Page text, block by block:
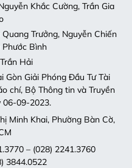
Khắc Cường, Trần Gia
Trưởng, Nguyễn Chiến
Phước Bình
Hải
Gòn Giải Phóng Đầu Tư Tài
chí, Bộ Thông tin và Truyền
06-09-2023.
Minh Khai, Phường Bàn Cờ,
– (028) 2241.3760
3844.0522